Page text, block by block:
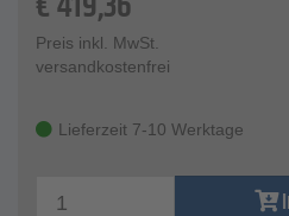
Preis inkl. MwSt.
versandkostenfrei
Lieferzeit 7-10 Werktage